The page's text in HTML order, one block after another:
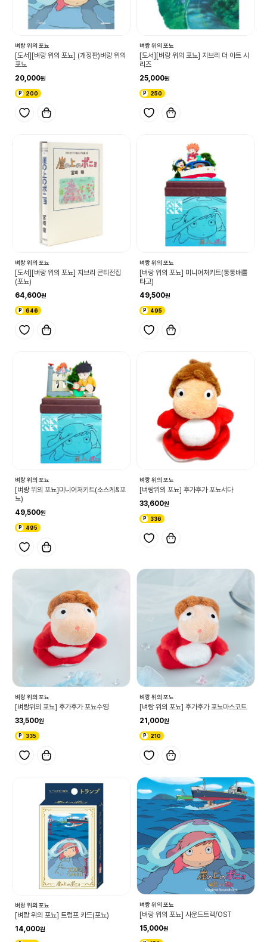
벼랑 위의 포뇨
[도서][벼랑 위의 포뇨] (개정판)벼랑 위의
포뇨
20,000
200
벼랑 위의 포뇨
[도서][벼랑 위의 포뇨] 지브리 더 아트 시
리즈
25,000
250
벼랑 위의 포뇨
[도서][벼랑 위의 포뇨] 지브리 콘티전집
(포뇨)
64,600
646
벼랑 위의 포뇨
[벼랑 위의 포뇨] 미니어처키트(통통배를
타고)
49,500
495
벼랑 위의 포뇨
[벼랑 위의 포뇨]미니어처키트(소스케&포
뇨)
49,500
495
벼랑 위의 포뇨
[벼랑위의 포뇨] 후가후가 포뇨서다
33,600
336
벼랑 위의 포뇨
[벼랑위의 포뇨] 후가후가 포뇨수영
33,500
335
벼랑 위의 포뇨
[벼랑 위의 포뇨] 후가후가 포뇨마스코트
21,000
210
벼랑 위의 포뇨
[벼랑 위의 포뇨] 트럼프 카드(포뇨)
14,000
벼랑 위의 포뇨
[벼랑 위의 포뇨] 사운드트랙/OST
15,000